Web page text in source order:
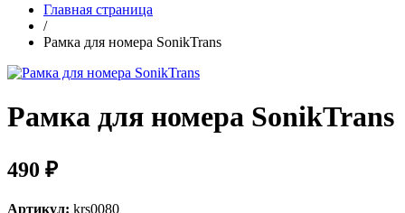
Главная страница
/
Рамка для номера SonikTrans
Рамка для номера SonikTrans
490 ₽
Артикул: krs0080